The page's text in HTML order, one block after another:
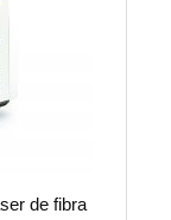
de fibra